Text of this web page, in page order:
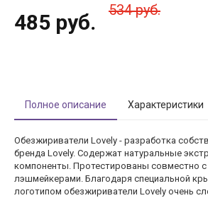
485 руб. 534 руб.
Полное описание Характеристики
Обезжириватели Lovely - разработка
бренда Lovely. Содержат натуральные
компоненты. Протестированы совместно с
лэшмейкерами. Благодаря специальной
логотипом обезжириватели Lovely очень